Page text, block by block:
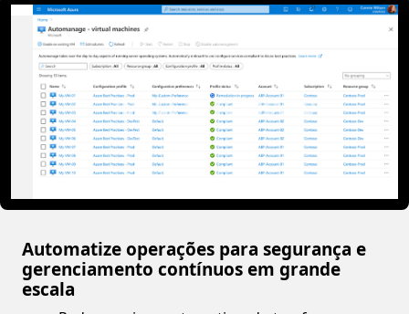
Automatize operações para segurança e
gerenciamento contínuos em grande
escala